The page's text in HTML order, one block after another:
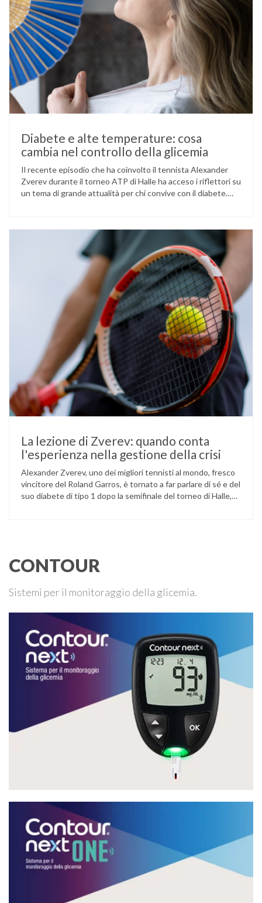
Diabete e alte temperature: cosa
cambia nel controllo della glicemia
Il recente episodio che ha coinvolto il tennista Alexander
Zverev durante il torneo ATP di Halle ha acceso i riflettori su
un tema di grande attualità per chi convive con il diabete.
glucosio lo aveva portato …
La lezione di Zverev: quando conta
l'esperienza nella gestione della crisi
Alexander Zverev, uno dei migliori tennisti al mondo, fresco
vincitore del Roland Garros, è tornato a far parlare di sé e del
suo diabete di tipo 1 dopo la semifinale del torneo di Halle,
CONTOUR
Sistemi per il monitoraggio della glicemia.